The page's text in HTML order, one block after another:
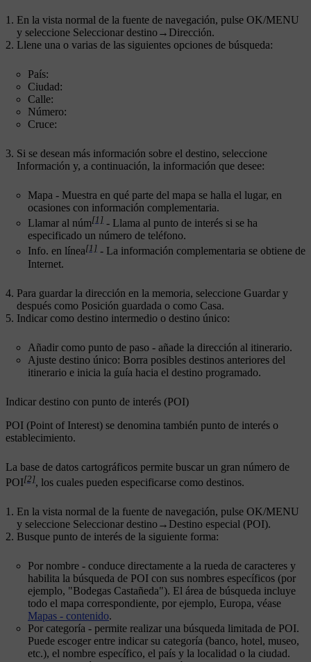
En la vista normal de la fuente de navegación, pulse OK/MENU
y seleccione Seleccionar destino→ Dirección.
Llene una o varias de las siguientes opciones de búsqueda:
País:
Ciudad:
Calle:
Número:
Cruce:
Si se desean más información sobre el destino, seleccione
Información y, a continuación, la información que desee:
Mapa - Muestra en qué parte del mapa se halla el lugar, en
ocasiones con información complementaria.
Llamar al núm[1] - Llama al punto de interés si se ha
especificado un número de teléfono.
Info. en línea[1] - La información complementaria se obtiene de
Internet.
Para guardar la dirección en la memoria, seleccione Guardar y
después como Posición guardada o como Casa.
Indicar como destino intermedio o destino único:
Añadir como punto de paso - añade la dirección al itinerario.
Ajuste destino único: Borra posibles destinos anteriores del
itinerario e inicia la guía hacia el destino programado.
Indicar destino con punto de interés (POI)
POI (Point of Interest) se denomina también punto de interés o
establecimiento.
La base de datos cartográficos permite buscar un gran número de
POI[2], los cuales pueden especificarse como destinos.
En la vista normal de la fuente de navegación, pulse OK/MENU
y seleccione Seleccionar destino→ Destino especial (POI).
Busque punto de interés de la siguiente forma:
Por nombre - conduce directamente a la rueda de caracteres y
habilita la búsqueda de POI con sus nombres específicos (por
ejemplo, "Bodegas Castañeda"). El área de búsqueda incluye
todo el mapa correspondiente, por ejemplo, Europa, véase
Mapas - contenido.
Por categoría - permite realizar una búsqueda limitada de POI.
Puede escoger entre indicar su categoría (banco, hotel, museo,
etc.), el nombre específico, el país y la localidad o la ciudad.